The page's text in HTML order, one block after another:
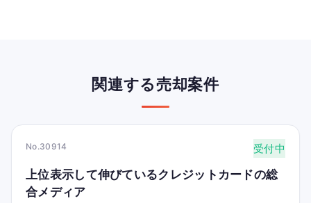
関連する売却案件
No.30914 受付中
上位表示して伸びているクレジットカードの総
合メディア